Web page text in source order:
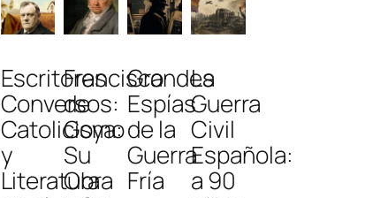
Escritores
Conversos:
Catolicismo
y
Literatura
Francisco
de
Goya:
Su
Obra
Grandes
Espías
de la
Guerra
Fría
La
Guerra
Civil
Española:
a 90